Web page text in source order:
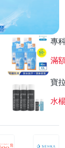
專
滿
寶
水